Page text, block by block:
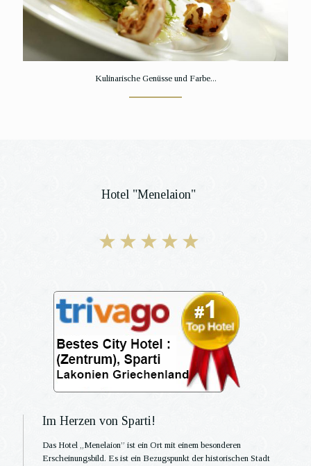
Kulinarische Genüsse und Farbe...
Hotel "Menelaion"
Im Herzen von Sparti!
Das Hotel „Μenelaion” ist ein Ort mit einem besonderen
Erscheinungsbild. Es ist ein Bezugspunkt der historischen Stadt